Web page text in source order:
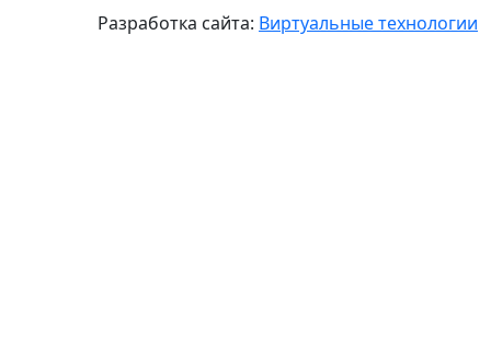
Разработка сайта: Виртуальные технологии